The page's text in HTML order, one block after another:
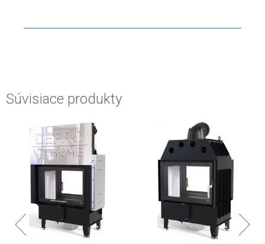
Súvisiace produkty